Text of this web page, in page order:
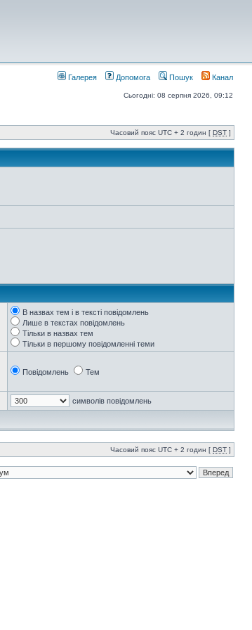
Галерея Допомога Пошук Канал
Сьогодні: 08 серпня 2026, 09:12
Часовий пояс UTC + 2 годин [ DST ]
В назвах тем і в тексті повідомлень
Лише в текстах повідомлень
Тільки в назвах тем
Тільки в першому повідомленні теми
Повідомлень Тем
символів повідомлень
Часовий пояс UTC + 2 годин [ DST ]